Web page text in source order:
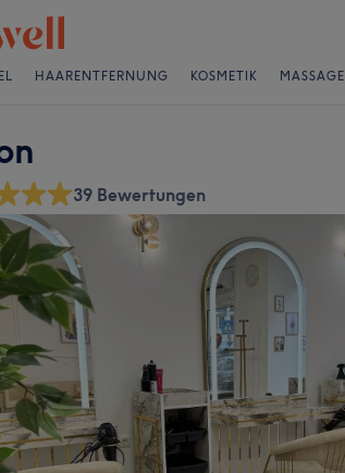
HAARENTFERNUNG KOSMETIK MASSAGE
39 Bewertungen